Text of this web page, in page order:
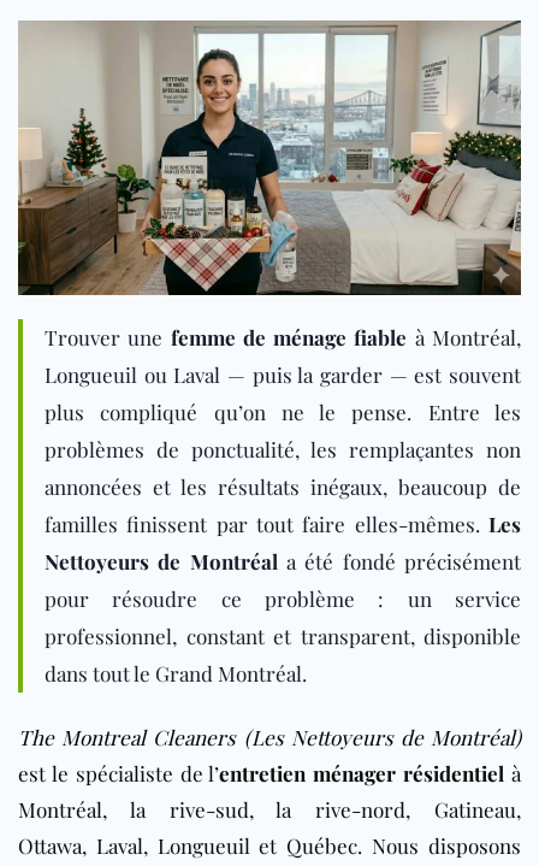
Trouver une femme de ménage fiable à Montréal,
Longueuil ou Laval — puis la garder — est souvent
plus compliqué qu’on ne le pense. Entre les
problèmes de ponctualité, les remplaçantes non
annoncées et les résultats inégaux, beaucoup de
familles finissent par tout faire elles-mêmes. Les
Nettoyeurs de Montréal a été fondé précisément
pour résoudre ce problème : un service
professionnel, constant et transparent, disponible
dans tout le Grand Montréal.
The Montreal Cleaners (Les Nettoyeurs de Montréal)
est le spécialiste de l’entretien ménager résidentiel à
Montréal, la rive-sud, la rive-nord, Gatineau,
Ottawa, Laval, Longueuil et Québec. Nous disposons